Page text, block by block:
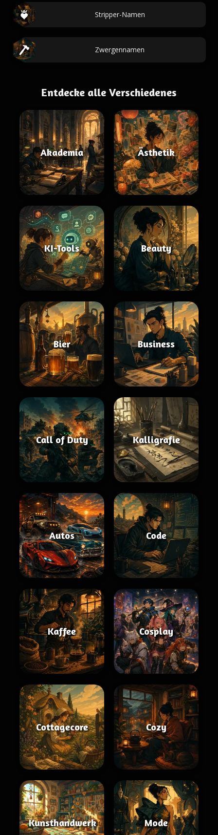
Stripper-Namen
Zwergennamen
Entdecke alle Verschiedenes
Akademia Ästhetik
KI-Tools Beauty
Bier Business
Call of Duty Kalligrafie
Autos Code
Kaffee Cosplay
Cottagecore Cozy
Kunsthandwerk Mode